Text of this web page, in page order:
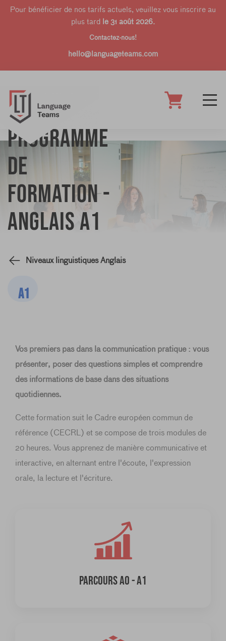
Pour bénéficier de nos tarifs actuels, veuillez vous inscrire au
plus tard le 31 août 2026.
Contactez-nous!
hello@languageteams.com
Programme
de
formation -
Anglais A1
Niveaux linguistiques Anglais
A1
Vos premiers pas dans la communication pratique : vous
présenter, poser des questions simples et comprendre
des informations de base dans des situations
quotidiennes.
Cette formation suit le Cadre européen commun de
référence (CECRL) et se compose de trois modules de
20 heures. Vous apprenez de manière communicative et
interactive, en alternant entre l'écoute, l'expression
orale, la lecture et l'écriture.
PARCOURS A0 - A1